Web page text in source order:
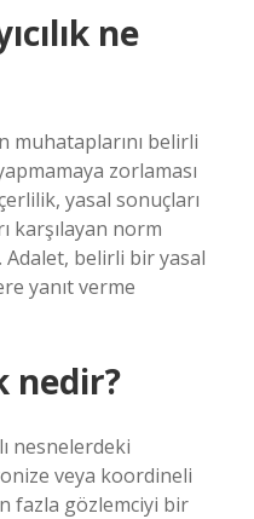
ne
muhataplarını belirli
zorlaması
yasal sonuçları
karşılayan norm
belirli bir yasal
yanıt verme
nedir?
nesnelerdeki
veya koordineli
fazla gözlemciyi bir